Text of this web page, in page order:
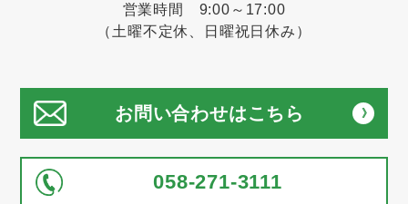
営業時間 9:00～17:00
（土曜不定休、日曜祝日休み）
お問い合わせはこちら
058-271-3111